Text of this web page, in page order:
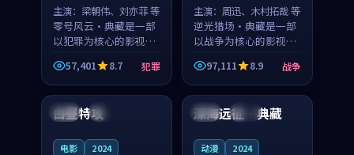
主演： 梁朝伟、刘亦菲 等
零号风云·典藏是一部
以犯罪为核心的影视作
品，围绕危机、反转与
人物成长展开，整体节
奏紧凑，值得推荐观
看。
57,401 8.7 犯罪
主演： 周迅、木村拓哉 等
逆光猎场·典藏是一部
以战争为核心的影视作
品，围绕危机、反转与
人物成长展开，整体节
奏紧凑，值得推荐观
97,111 8.9 战争
美国 热播
白昼特攻
电影 2024
法国 独播
深海远征·典藏
动漫 2024